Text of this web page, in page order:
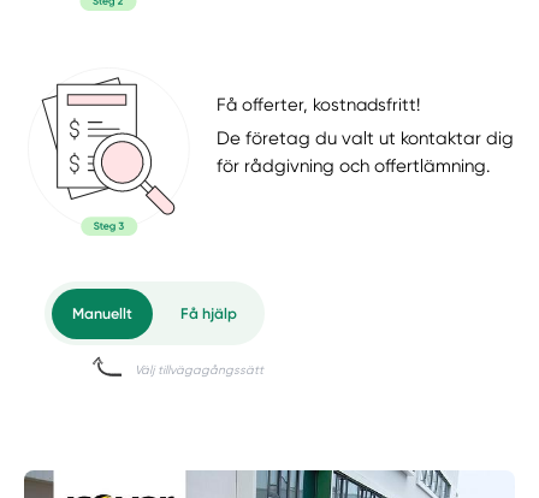
Få offerter, kostnadsfritt!
De företag du valt ut kontaktar dig
för rådgivning och offertlämning.